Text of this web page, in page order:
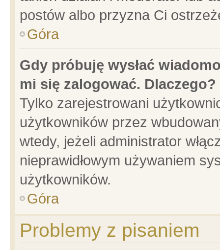
postów albo przyzna Ci
Góra
Gdy próbuję wysłać
mi się zalogować. Dlaczego?
Tylko zarejestrowani
użytkowników przez
wtedy, jeżeli administrator
nieprawidłowym używaniem
użytkowników.
Góra
Problemy z pisaniem